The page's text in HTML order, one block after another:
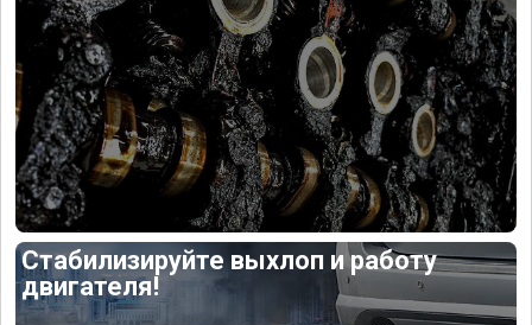
Стабилизируйте выхлоп и работу
двигателя!